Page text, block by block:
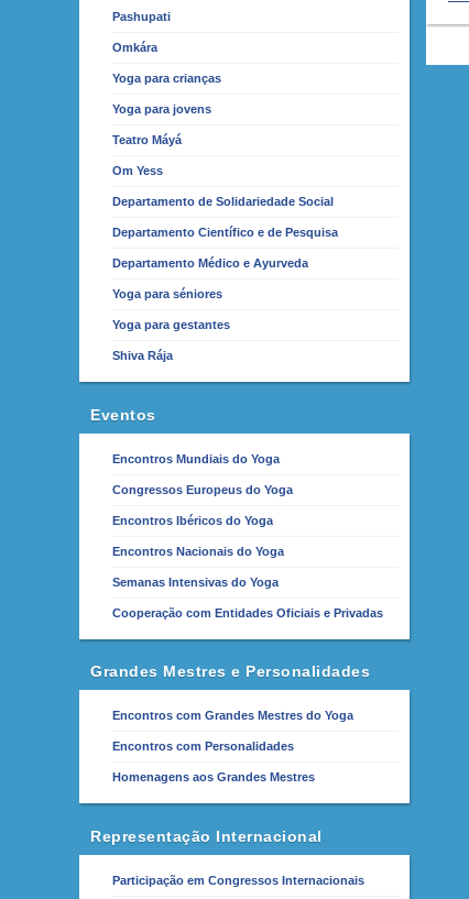
Pashupati
Omkára
Yoga para crianças
Yoga para jovens
Teatro Máyá
Om Yess
Departamento de Solidariedade Social
Departamento Científico e de Pesquisa
Departamento Médico e Ayurveda
Yoga para séniores
Yoga para gestantes
Shiva Rája
Eventos
Encontros Mundiais do Yoga
Congressos Europeus do Yoga
Encontros Ibéricos do Yoga
Encontros Nacionais do Yoga
Semanas Intensivas do Yoga
Cooperação com Entidades Oficiais e Privadas
Grandes Mestres e Personalidades
Encontros com Grandes Mestres do Yoga
Encontros com Personalidades
Homenagens aos Grandes Mestres
Representação Internacional
Participação em Congressos Internacionais